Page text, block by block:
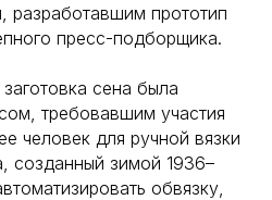
прототип
пресс-подборщика.
сена была
требовавшим участия
человек для ручной вязки
созданный зимой 1936–
обвязку,